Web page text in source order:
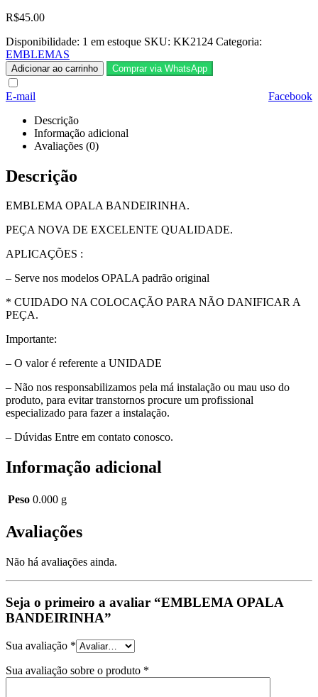
R$45.00
Disponibilidade: 1 em estoque SKU: KK2124 Categoria:
EMBLEMAS
Adicionar ao carrinho Comprar via WhatsApp
Facebook
E-mail
Descrição
Informação adicional
Avaliações (0)
Descrição
EMBLEMA OPALA BANDEIRINHA.
PEÇA NOVA DE EXCELENTE QUALIDADE.
APLICAÇÕES :
– Serve nos modelos OPALA padrão original
* CUIDADO NA COLOCAÇÃO PARA NÃO DANIFICAR A
PEÇA.
Importante:
– O valor é referente a UNIDADE
– Não nos responsabilizamos pela má instalação ou mau uso do
produto, para evitar transtornos procure um profissional
especializado para fazer a instalação.
– Dúvidas Entre em contato conosco.
Informação adicional
Peso 0.000 g
Avaliações
Não há avaliações ainda.
Seja o primeiro a avaliar “EMBLEMA OPALA
BANDEIRINHA”
Sua avaliação *
Sua avaliação sobre o produto *